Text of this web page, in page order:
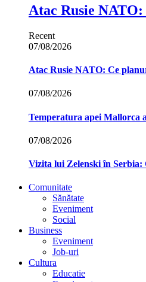
Atac Rusie
Recent
07/08/2026
Atac Rusie NATO: Ce
07/08/2026
Temperatura apei Mallorca
07/08/2026
Vizita lui Zelenski în Serbia:
Comunitate
Sănătate
Eveniment
Social
Business
Eveniment
Job-uri
Cultura
Educatie